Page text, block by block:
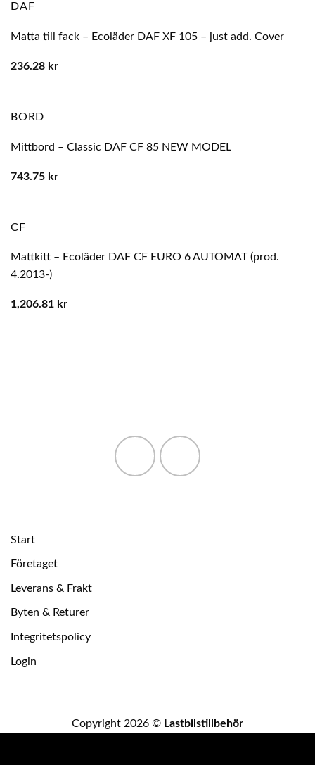
DAF
Matta till fack – Ecoläder DAF XF 105 – just add. Cover
236.28 kr
BORD
Mittbord – Classic DAF CF 85 NEW MODEL
743.75 kr
CF
Mattkitt – Ecoläder DAF CF EURO 6 AUTOMAT (prod.
4.2013-)
1,206.81 kr
Start
Företaget
Leverans & Frakt
Byten & Returer
Integritetspolicy
Login
Copyright 2026 © Lastbilstillbehör